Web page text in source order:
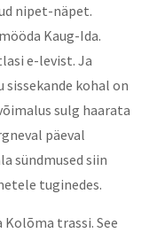
nipet-näpet.
Kaug-Ida.
e-levist. Ja
sissekande kohal on
sulg haarata
päeval
sündmused siin
tuginedes.
trassi. See